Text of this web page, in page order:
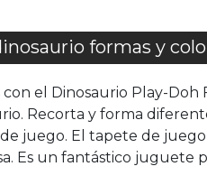
formas y
con el Dinosaurio Play-
Recorta y forma
juego. El tapete de
Es un fantástico juguete